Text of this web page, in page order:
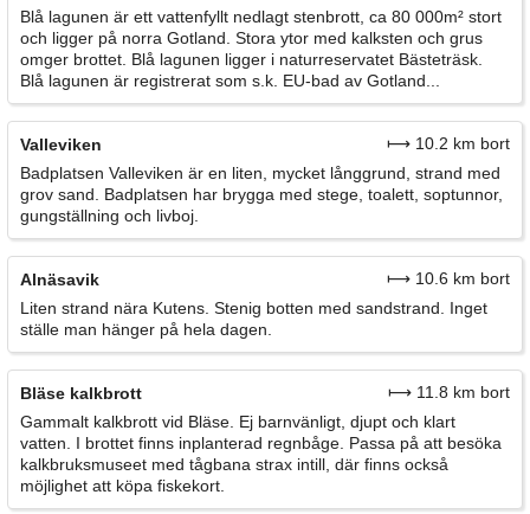
Blå lagunen är ett vattenfyllt nedlagt stenbrott, ca 80 000m² stort
och ligger på norra Gotland. Stora ytor med kalksten och grus
omger brottet. Blå lagunen ligger i naturreservatet Bästeträsk.
Blå lagunen är registrerat som s.k. EU-bad av Gotland...
Valleviken
⟼ 10.2 km bort
Badplatsen Valleviken är en liten, mycket långgrund, strand med
grov sand. Badplatsen har brygga med stege, toalett, soptunnor,
gungställning och livboj.
Alnäsavik
⟼ 10.6 km bort
Liten strand nära Kutens. Stenig botten med sandstrand. Inget
ställe man hänger på hela dagen.
Bläse kalkbrott
⟼ 11.8 km bort
Gammalt kalkbrott vid Bläse. Ej barnvänligt, djupt och klart
vatten. I brottet finns inplanterad regnbåge. Passa på att besöka
kalkbruksmuseet med tågbana strax intill, där finns också
möjlighet att köpa fiskekort.